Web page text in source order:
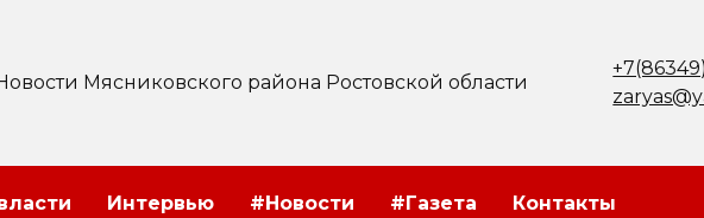
Мясниковского района Ростовской области
Интервью #Новости #Газета Контакты